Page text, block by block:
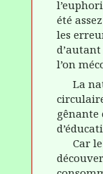
été
les
l’on
La
gênante
Car